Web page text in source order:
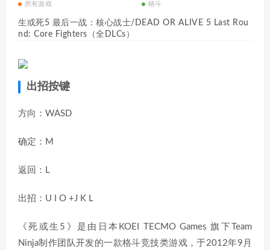
所有游戏 格斗
生或死5 最后一战：核心战士/DEAD OR ALIVE 5 Last Rou
nd: Core Fighters（全DLCs）
出招按键
方向：WASD
确定：M
返回：L
出招：U I O +J K L
《死或生5》是由日本KOEI TECMO Games 旗下Team
Ninja制作团队开发的一款格斗竞技类游戏，于2012年9月